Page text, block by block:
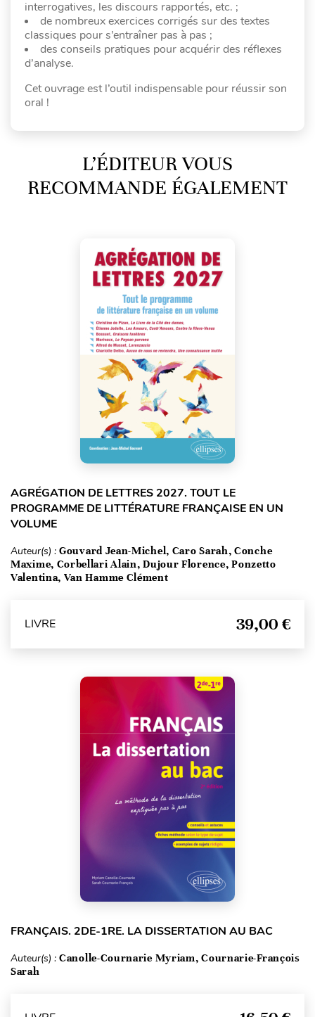
interrogatives, les discours rapportés, etc. ;
de nombreux exercices corrigés sur des textes
classiques pour s’entraîner pas à pas ;
des conseils pratiques pour acquérir des réflexes
d’analyse.
Cet ouvrage est l’outil indispensable pour réussir son
oral !
L’ÉDITEUR VOUS
RECOMMANDE ÉGALEMENT
AGRÉGATION DE LETTRES 2027. TOUT LE
PROGRAMME DE LITTÉRATURE FRANÇAISE EN UN
VOLUME
Auteur(s) : Gouvard Jean-Michel, Caro Sarah, Conche
Maxime, Corbellari Alain, Dujour Florence, Ponzetto
Valentina, Van Hamme Clément
LIVRE 39,00 €
FRANÇAIS. 2DE-1RE. LA DISSERTATION AU BAC
Auteur(s) : Canolle-Cournarie Myriam, Cournarie-François
Sarah